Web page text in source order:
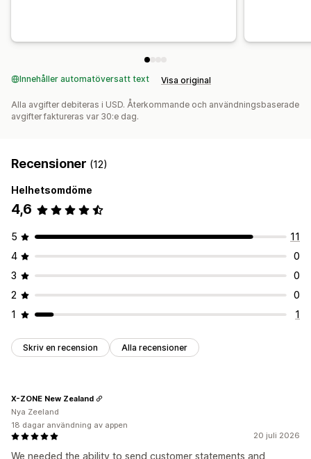
Innehåller automatöversatt text Visa original
Alla avgifter debiteras i USD. Återkommande och användningsbaserade
avgifter faktureras var 30:e dag.
Recensioner (12)
Helhetsomdöme
4,6
5
11
4
0
3
0
2
0
1
1
Skriv en recension Alla recensioner
20 juli 2026
We needed the ability to send customer statements and
X-ZONE New Zealand
Nya Zeeland
18 dagar användning av appen